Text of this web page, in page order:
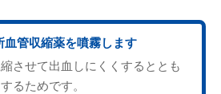
血管収縮薬を噴霧します
させて出血しにくくするととも
るためです。